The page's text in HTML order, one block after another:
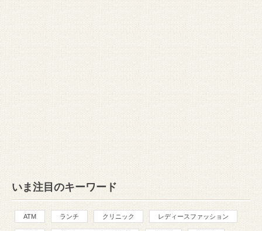
いま注目のキーワード
ATM ランチ クリニック レディースファッション